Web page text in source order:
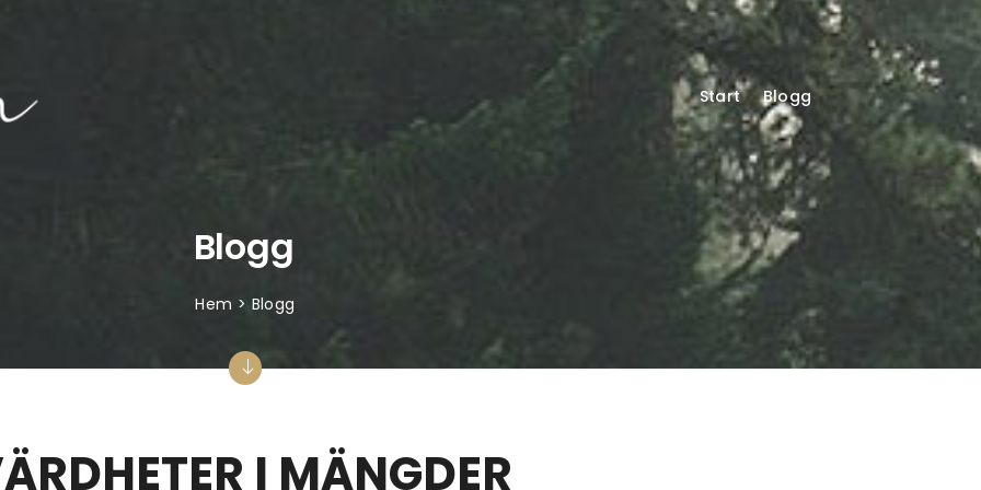
Start Blogg
Blogg
Hem > Blogg
I MÄNGDER